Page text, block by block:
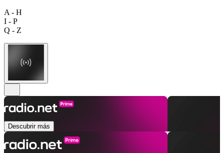
A - H
I - P
Q - Z
Descubrir más